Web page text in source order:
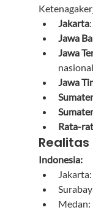
Jakarta
Jawa
Jawa
Jawa
Rata-
Realitas
Indonesia: